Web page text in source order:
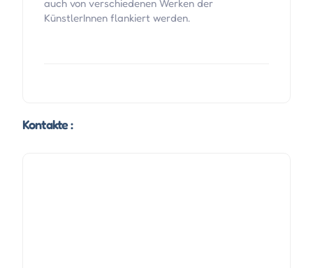
auch von verschiedenen Werken der
KünstlerInnen flankiert werden.
Kontakte :